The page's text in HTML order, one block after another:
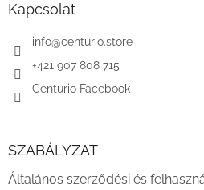
Kapcsolat
info@centurio.store
+421 907 808 715
Centurio Facebook
SZABÁLYZAT
Általános szerződési és